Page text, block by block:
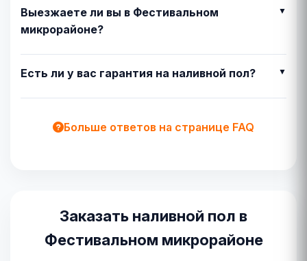
Выезжаете ли вы в Фестивальном
микрорайоне?
Есть ли у вас гарантия на наливной пол?
Больше ответов на странице FAQ
Заказать наливной пол в
Фестивальном микрорайоне